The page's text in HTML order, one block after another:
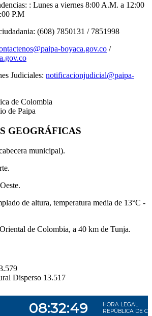
: Lunes a viernes 8:00 A.M. a 12:00
P.M
(608) 7850131 / 7851998
boyaca.gov.co /
Judiciales: notificacionjudicial@paipa-
GEOGRÁFICAS
municipal).
de altura, temperatura media de 13°C -
de Colombia, a 40 km de Tunja.
Disperso 13.517